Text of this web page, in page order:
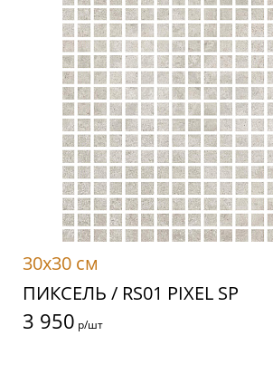
30x30 см
ПИКСЕЛЬ / RS01 PIXEL SP
3 950 р/шт